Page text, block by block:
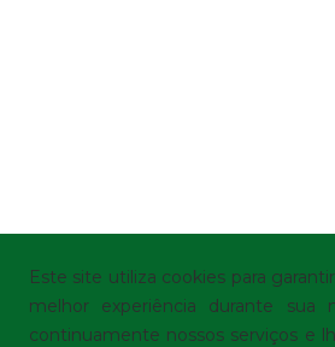
Este site utiliza cookies para
melhor experiência durante sua
continuamente nossos serviços e